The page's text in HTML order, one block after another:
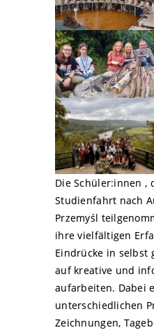
Die Schüler:innen ,
Studienfahrt nach
Przemyśl
ihre vielfältigen
Eindrücke in selbst
auf kreative und
aufarbeiten. Dabei
unterschiedlichen
Zeichnungen,